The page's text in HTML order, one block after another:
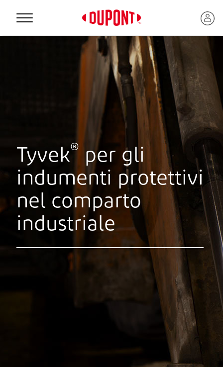
Personal Protection
Tyvek® per gli
indumenti protettivi
nel comparto
industriale